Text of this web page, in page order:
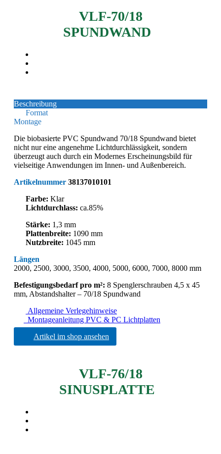
VLF-70/18
SPUNDWAND
Beschreibung
Format
Montage
Die biobasierte PVC Spundwand 70/18 Spundwand bietet
nicht nur eine angenehme Lichtdurchlässigkeit, sondern
überzeugt auch durch ein Modernes Erscheinungsbild für
vielseitige Anwendungen im Innen- und Außenbereich.
Artikelnummer 38137010101
Farbe: Klar
Lichtdurchlass: ca.85%
Stärke: 1,3 mm
Plattenbreite: 1090 mm
Nutzbreite: 1045 mm
Längen
2000, 2500, 3000, 3500, 4000, 5000, 6000, 7000, 8000 mm
Befestigungsbedarf pro m²: 8 Spenglerschrauben 4,5 x 45
mm, Abstandshalter – 70/18 Spundwand
Allgemeine Verlegehinweise
Montageanleitung PVC & PC Lichtplatten
Artikel im shop ansehen
VLF-76/18
SINUSPLATTE